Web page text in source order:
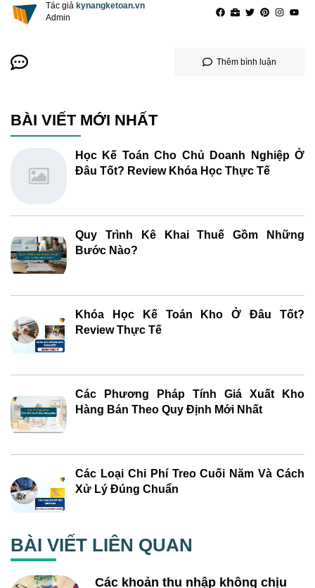
Tác giả kynangketoan.vn
Admin
Thêm bình luận
BÀI VIẾT MỚI NHẤT
Học Kế Toán Cho Chủ Doanh Nghiệp Ở
Đâu Tốt? Review Khóa Học Thực Tế
Quy Trình Kê Khai Thuế Gồm Những
Bước Nào?
Khóa Học Kế Toán Kho Ở Đâu Tốt?
Review Thực Tế
Các Phương Pháp Tính Giá Xuất Kho
Hàng Bán Theo Quy Định Mới Nhất
Các Loại Chi Phí Treo Cuối Năm Và Cách
Xử Lý Đúng Chuẩn
BÀI VIẾT LIÊN QUAN
Các khoản thu nhập không chịu